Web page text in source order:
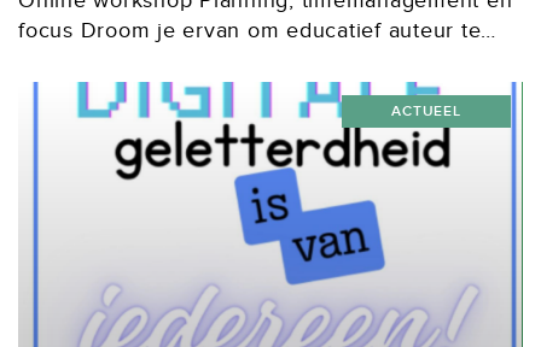
focus Droom je ervan om educatief auteur te
schrijven voor een lesmethode nét iets anders...
ACTUEEL